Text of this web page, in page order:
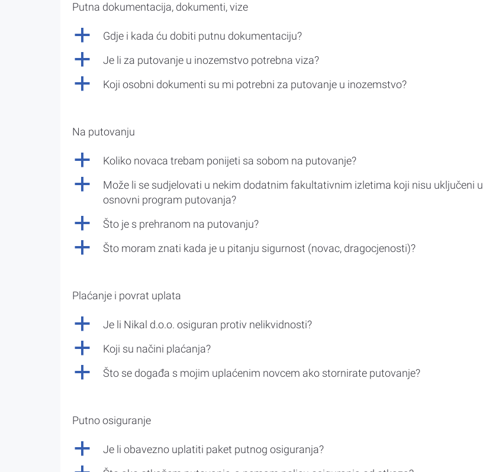
Putna dokumentacija, dokumenti, vize
a Gdje i kada ću dobiti putnu dokumentaciju?
a Je li za putovanje u inozemstvo potrebna viza?
a Koji osobni dokumenti su mi potrebni za putovanje u inozemstvo?
Na putovanju
a Koliko novaca trebam ponijeti sa sobom na putovanje?
a
Može li se sudjelovati u nekim dodatnim fakultativnim izletima koji nisu uključeni u
osnovni program putovanja?
a Što je s prehranom na putovanju?
a Što moram znati kada je u pitanju sigurnost (novac, dragocjenosti)?
Plaćanje i povrat uplata
a Je li Nikal d.o.o. osiguran protiv nelikvidnosti?
a Koji su načini plaćanja?
a Što se događa s mojim uplaćenim novcem ako stornirate putovanje?
Putno osiguranje
a Je li obavezno uplatiti paket putnog osiguranja?